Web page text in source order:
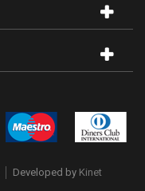
Developed by Kinet